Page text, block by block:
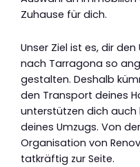
Zuhause für dich.
Unser Ziel ist es, dir
nach Tarragona so
gestalten. Deshalb
den Transport deines
unterstützen dich auch
deines Umzugs. Von
Organisation von
tatkräftig zur Seite.